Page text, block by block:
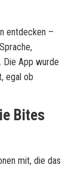
entdecken –
Die App wurde
egal ob
Bites
mit, die das